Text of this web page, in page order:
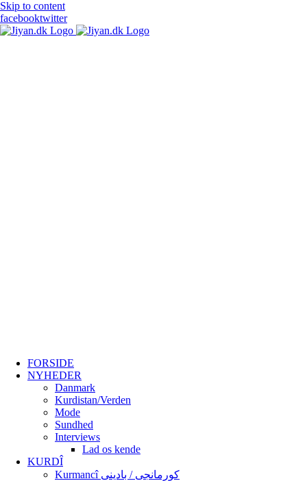
Skip to content
facebooktwitter
FORSIDE
NYHEDER
Danmark
Kurdistan/Verden
Mode
Sundhed
Interviews
Lad os kende
KURDÎ
Kurmancî کورمانجی / بادینی